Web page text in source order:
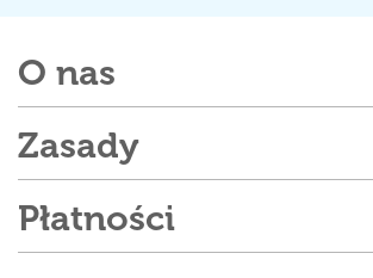
O nas
Zasady
Płatności